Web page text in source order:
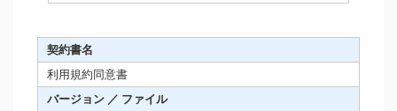
契約書名
利用規約同意書
バージョン ／ ファイル